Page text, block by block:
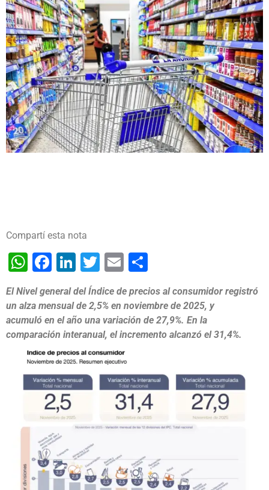
Compartí esta nota
WhatsApp
Facebook
LinkedIn
Twitter
Email
El Nivel general del Índice de precios al consumidor registró
un alza mensual de 2,5% en noviembre de 2025, y
acumuló en el año una variación de 27,9%. En la
comparación interanual, el incremento alcanzó el 31,4%.